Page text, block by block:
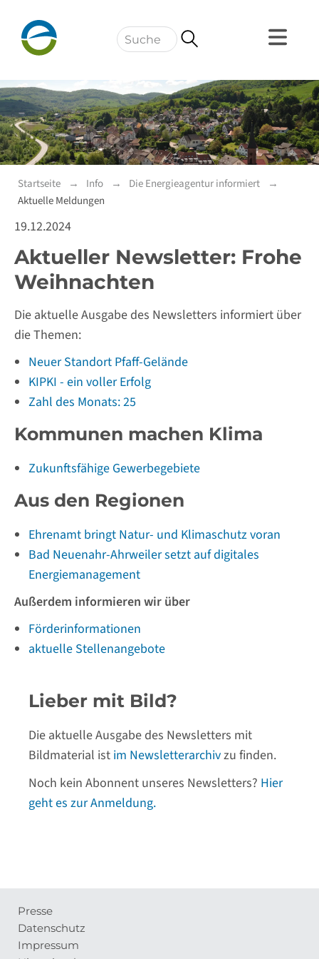
Navigation
Startseite Info
Die Energieagentur informiert
Aktuelle Meldungen
19.12.2024
Aktueller Newsletter: Frohe
Weihnachten
Die aktuelle Ausgabe des Newsletters informiert über
die Themen:
Neuer Standort Pfaff-Gelände
KIPKI - ein voller Erfolg
Zahl des Monats: 25
Kommunen machen Klima
Zukunftsfähige Gewerbegebiete
Aus den Regionen
Ehrenamt bringt Natur- und Klimaschutz voran
Bad Neuenahr-Ahrweiler setzt auf digitales
Energiemanagement
Außerdem informieren wir über
Förderinformationen
aktuelle Stellenangebote
Lieber mit Bild?
Die aktuelle Ausgabe des Newsletters mit
Bildmaterial ist im Newsletterarchivzu finden.
Noch kein Abonnent unseres Newsletters? Hier
geht es zur Anmeldung.
Meta-
Navigation
Presse
Datenschutz
Impressum